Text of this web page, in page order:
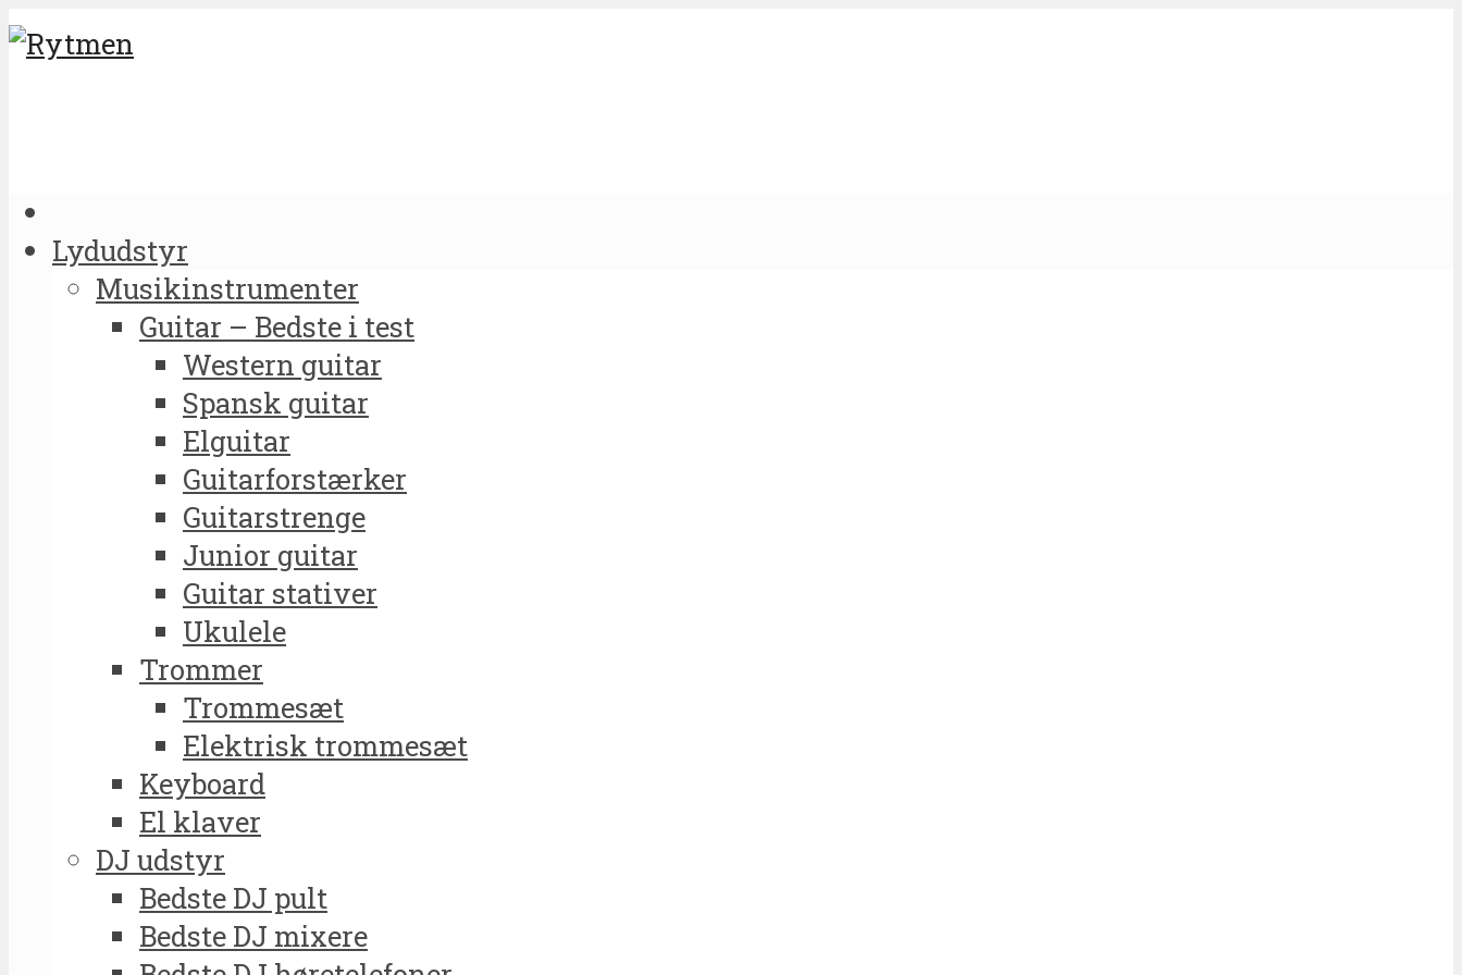
Lydudstyr
Musikinstrumenter
Guitar – Bedste i test
Western guitar
Spansk guitar
Elguitar
Guitarforstærker
Guitarstrenge
Junior guitar
Guitar stativer
Ukulele
Trommer
Trommesæt
Elektrisk trommesæt
Keyboard
El klaver
DJ udstyr
Bedste DJ pult
Bedste DJ mixere